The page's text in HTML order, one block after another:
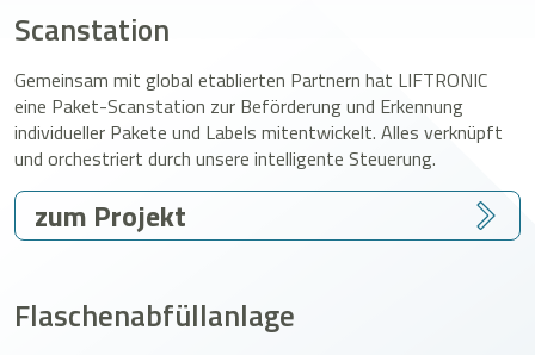
Scanstation
Gemeinsam mit global etablierten Partnern hat LIFTRONIC
eine Paket-Scanstation zur Beförderung und Erkennung
individueller Pakete und Labels mitentwickelt. Alles verknüpft
und orchestriert durch unsere intelligente Steuerung.
zum Projekt
Flaschenabfüllanlage